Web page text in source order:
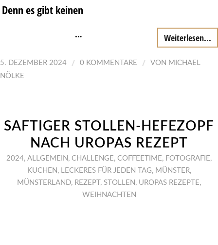
Denn es gibt keinen
… Weiterlesen...
5. DEZEMBER 2024 / 0 KOMMENTARE / VON MICHAEL
NÖLKE
SAFTIGER STOLLEN-HEFEZOPF
NACH UROPAS REZEPT
2024, ALLGEMEIN , CHALLENGE , COFFEETIME , FOTOGRAFIE ,
KUCHEN , LECKERES FÜR JEDEN TAG, MÜNSTER,
MÜNSTERLAND, REZEPT , STOLLEN , UROPAS REZEPTE ,
WEIHNACHTEN